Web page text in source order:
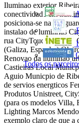
Todos os
Iluminao exterior
conectividade em
posiciona-se na
instalao de luminrias
rua CityTouch Ribeira,
(Galiza, Espanha)
Renovao da iluminao
Castieiras Local
Aguio Municpio de
de servios energticos
Produtos Unistreet,
(para os modelos Villa,
Lighting Marcos
exemplo claro de que a